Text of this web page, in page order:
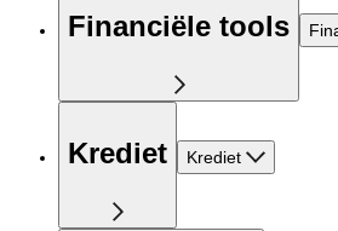
Financiële tools
Krediet Krediet